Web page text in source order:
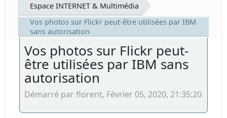
Espace INTERNET & Multimédia
Vos photos sur Flickr peut-être utilisées par IBM
sans autorisation
Vos photos sur Flickr peut-
être utilisées par IBM sans
autorisation
Démarré par florent, Février 05, 2020, 21:35:20